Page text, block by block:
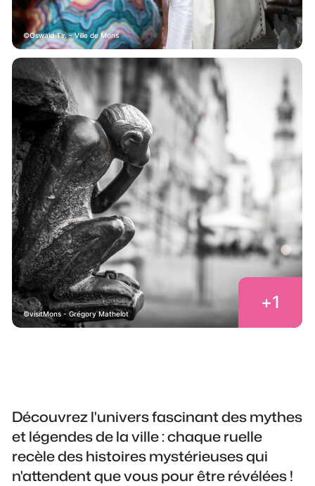
Oswald Tlr. - Ville de Mons
visitMons - Grégory Mathelot
+1
Découvrez l'univers fascinant des mythes
et légendes de la ville : chaque ruelle
recèle des histoires mystérieuses qui
n'attendent que vous pour être révélées !